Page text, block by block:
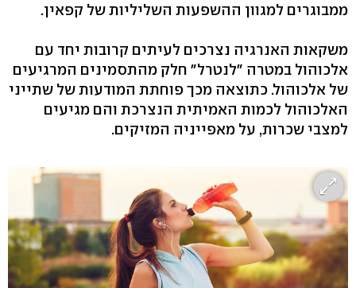
ממבוגרים למגוון ההשפעות השליליות של קפאין.
משקאות האנרגיה נצרכים לעיתים קרובות יחד עם
אלכוהול במטרה "לנטרל" חלק מהתסמינים המרגיעים
של אלכוהול. כתוצאה מכך פוחתת המודעות של שתייני
האלכוהול לכמות האמיתית הנצרכת והם מגיעים
למצבי שכרות, על מאפייניה המזיקים.